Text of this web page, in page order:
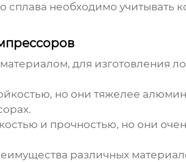
сплава необходимо учитывать
для изготовления
но они тяжелее
и прочностью, но они
различных